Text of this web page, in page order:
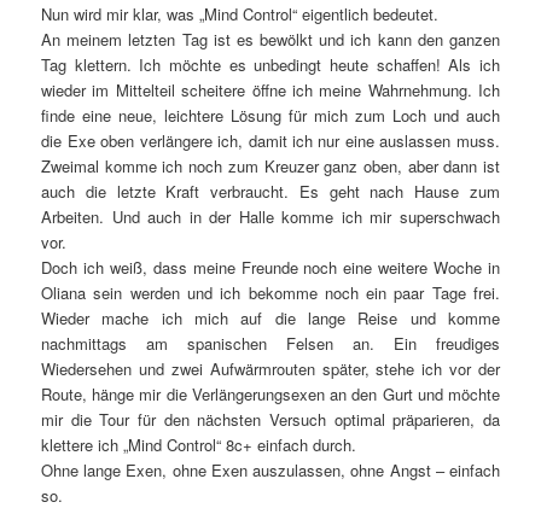
Nun wird mir klar, was „Mind Control“ eigentlich bedeutet.
An meinem letzten Tag ist es bewölkt und ich kann den ganzen
Tag klettern. Ich möchte es unbedingt heute schaffen! Als ich
wieder im Mittelteil scheitere öffne ich meine Wahrnehmung. Ich
finde eine neue, leichtere Lösung für mich zum Loch und auch
die Exe oben verlängere ich, damit ich nur eine auslassen muss.
Zweimal komme ich noch zum Kreuzer ganz oben, aber dann ist
auch die letzte Kraft verbraucht. Es geht nach Hause zum
Arbeiten. Und auch in der Halle komme ich mir superschwach
vor.
Doch ich weiß, dass meine Freunde noch eine weitere Woche in
Oliana sein werden und ich bekomme noch ein paar Tage frei.
Wieder mache ich mich auf die lange Reise und komme
nachmittags am spanischen Felsen an. Ein freudiges
Wiedersehen und zwei Aufwärmrouten später, stehe ich vor der
Route, hänge mir die Verlängerungsexen an den Gurt und möchte
mir die Tour für den nächsten Versuch optimal präparieren, da
klettere ich „Mind Control“ 8c+ einfach durch.
Ohne lange Exen, ohne Exen auszulassen, ohne Angst – einfach
so.